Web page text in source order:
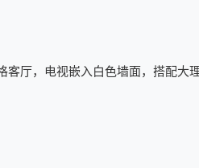
客厅，电视嵌入白色墙面，搭配大